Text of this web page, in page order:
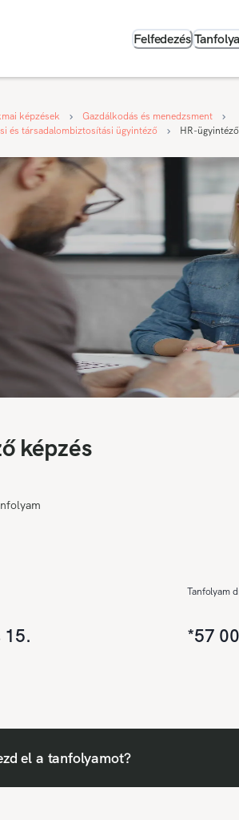
Felfedezés
képzések
Gazdálkodás és menedzsment
és társadalombiztosítási ügyintéző
HR-
képzés
15.
Tanfolyam
*57
el a tanfolyamot?